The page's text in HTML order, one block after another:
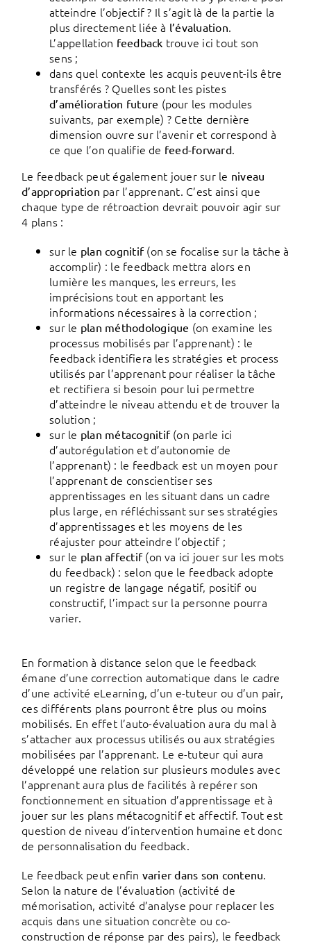
atteindre l’objectif ? Il s’agit là de la partie la
plus directement liée à l’évaluation.
L’appellation feedback trouve ici tout son
sens ;
dans quel contexte les acquis peuvent-ils être
transférés ? Quelles sont les pistes
d’amélioration future (pour les modules
suivants, par exemple) ? Cette dernière
dimension ouvre sur l’avenir et correspond à
ce que l’on qualifie de feed-forward.
Le feedback peut également jouer sur le niveau
d’appropriation par l’apprenant. C’est ainsi que
chaque type de rétroaction devrait pouvoir agir sur
4 plans :
sur le plan cognitif(on se focalise sur la tâche à
accomplir) : le feedback mettra alors en
lumière les manques, les erreurs, les
imprécisions tout en apportant les
informations nécessaires à la correction ;
sur le plan méthodologique (on examine les
processus mobilisés par l’apprenant) : le
feedback identifiera les stratégies et process
utilisés par l’apprenant pour réaliser la tâche
et rectifiera si besoin pour lui permettre
d’atteindre le niveau attendu et de trouver la
solution ;
sur le plan métacognitif(on parle ici
d’autorégulation et d’autonomie de
l’apprenant) : le feedback est un moyen pour
l’apprenant de conscientiser ses
apprentissages en les situant dans un cadre
plus large, en réfléchissant sur ses stratégies
d’apprentissages et les moyens de les
réajuster pour atteindre l’objectif ;
sur le plan affectif(on va ici jouer sur les mots
du feedback) : selon que le feedback adopte
un registre de langage négatif, positif ou
constructif, l’impact sur la personne pourra
varier.
En formation à distance selon que le feedback
émane d’une correction automatique dans le cadre
d’une activité eLearning, d’un e-tuteur ou d’un pair,
ces différents plans pourront être plus ou moins
mobilisés. En effet l’auto-évaluation aura du mal à
s’attacher aux processus utilisés ou aux stratégies
mobilisées par l’apprenant. Le e-tuteur qui aura
développé une relation sur plusieurs modules avec
l’apprenant aura plus de facilités à repérer son
fonctionnement en situation d’apprentissage et à
jouer sur les plans métacognitif et affectif. Tout est
question de niveau d’intervention humaine et donc
de personnalisation du feedback.
Le feedback peut enfin varier dans son contenu.
Selon la nature de l’évaluation (activité de
mémorisation, activité d’analyse pour replacer les
acquis dans une situation concrète ou co-
construction de réponse par des pairs), le feedback